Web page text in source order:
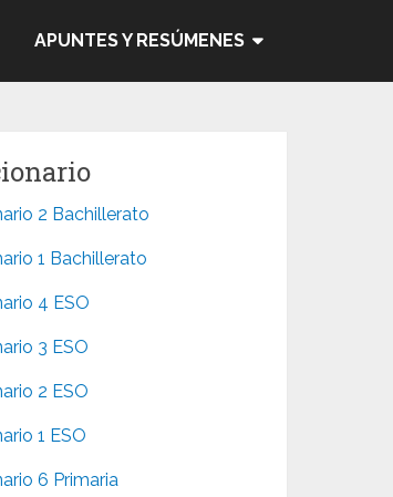
APUNTES Y RESÚMENES
2 Bachillerato
1 Bachillerato
4 ESO
3 ESO
2 ESO
1 ESO
6 Primaria